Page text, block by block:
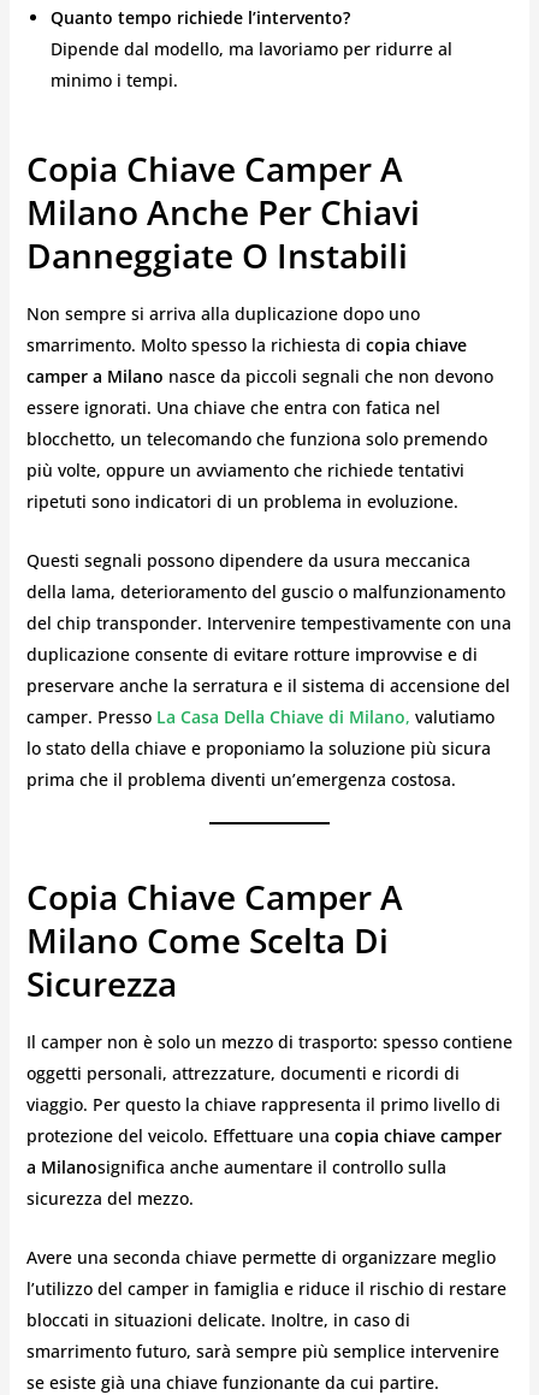
Quanto tempo richiede l’intervento?
Dipende dal modello, ma lavoriamo per ridurre al
minimo i tempi.
Copia Chiave Camper A
Milano Anche Per Chiavi
Danneggiate O Instabili
Non sempre si arriva alla duplicazione dopo uno
smarrimento. Molto spesso la richiesta di copia chiave
camper a Milano nasce da piccoli segnali che non devono
essere ignorati. Una chiave che entra con fatica nel
blocchetto, un telecomando che funziona solo premendo
più volte, oppure un avviamento che richiede tentativi
ripetuti sono indicatori di un problema in evoluzione.
Questi segnali possono dipendere da usura meccanica
della lama, deterioramento del guscio o malfunzionamento
del chip transponder. Intervenire tempestivamente con una
duplicazione consente di evitare rotture improvvise e di
preservare anche la serratura e il sistema di accensione del
camper. Presso La Casa Della Chiave di Milano, valutiamo
lo stato della chiave e proponiamo la soluzione più sicura
prima che il problema diventi un’emergenza costosa.
Copia Chiave Camper A
Milano Come Scelta Di
Sicurezza
Il camper non è solo un mezzo di trasporto: spesso contiene
oggetti personali, attrezzature, documenti e ricordi di
viaggio. Per questo la chiave rappresenta il primo livello di
protezione del veicolo. Effettuare una copia chiave camper
a Milanosignifica anche aumentare il controllo sulla
sicurezza del mezzo.
Avere una seconda chiave permette di organizzare meglio
l’utilizzo del camper in famiglia e riduce il rischio di restare
bloccati in situazioni delicate. Inoltre, in caso di
smarrimento futuro, sarà sempre più semplice intervenire
se esiste già una chiave funzionante da cui partire.